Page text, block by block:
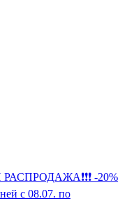
РАСПРОДАЖА❗️❗️❗️ -20%
с 08.07. по